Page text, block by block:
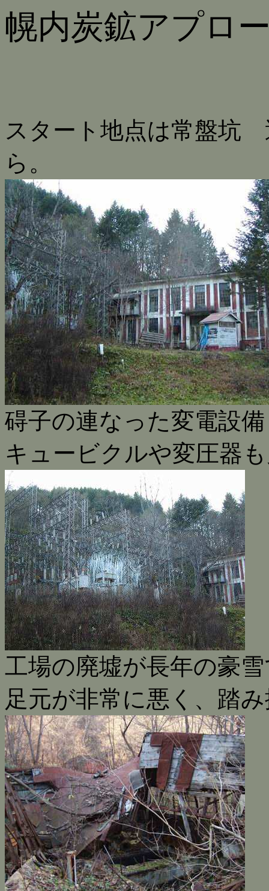
幌内炭鉱アプロ
スタート地点は常盤坑
ら。
碍子の連なった変電設
キュービクルや変圧器
工場の廃墟が長年の豪
足元が非常に悪く、踏